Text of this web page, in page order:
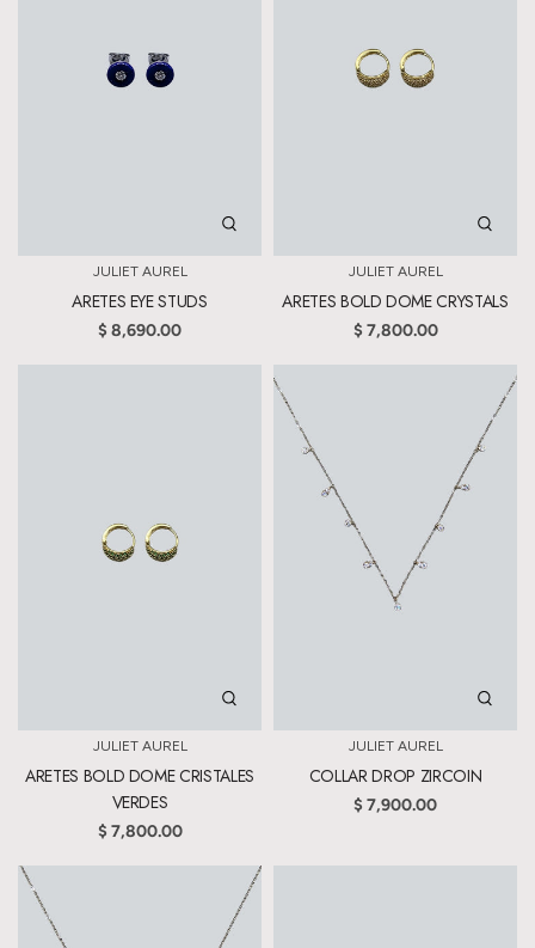
JULIET AUREL
ARETES EYE STUDS
$ 8,690.00
JULIET AUREL
ARETES BOLD DOME CRYSTALS
$ 7,800.00
JULIET AUREL
ARETES BOLD DOME CRISTALES
VERDES
$ 7,800.00
JULIET AUREL
COLLAR DROP ZIRCOIN
$ 7,900.00